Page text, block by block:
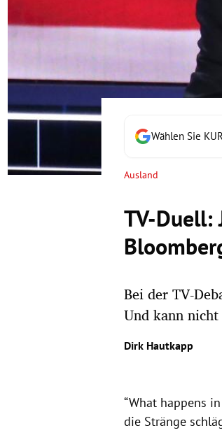
Untermenü
Untermenü
Wählen Sie
Ausland
TV-Duell:
Bei der TV-
Und kann
Dirk Hautkapp
“What happens
die Stränge